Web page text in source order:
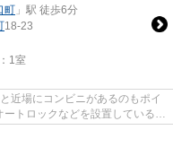
町 」駅 徒歩6分
18-23
1室
近場にコンビニがあるのもポイ
トロックなどを設置しているの